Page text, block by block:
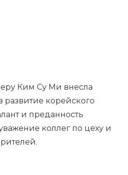
Ким Су Ми внесла
корейского
и преданность
коллег по цеху и